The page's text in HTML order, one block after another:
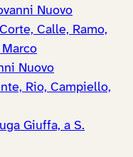
Nuovo
Calle, Ramo,
Nuovo
Rio, Campiello,
Giuffa, a S.